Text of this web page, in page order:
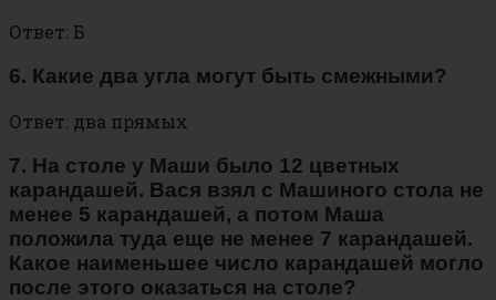
Ответ: Б
6. Какие два угла могут быть смежными?
Ответ: два прямых
7. На столе у Маши было 12 цветных
карандашей. Вася взял с Машиного стола не
менее 5 карандашей, а потом Маша
положила туда еще не менее 7 карандашей.
Какое наименьшее число карандашей могло
после этого оказаться на столе?